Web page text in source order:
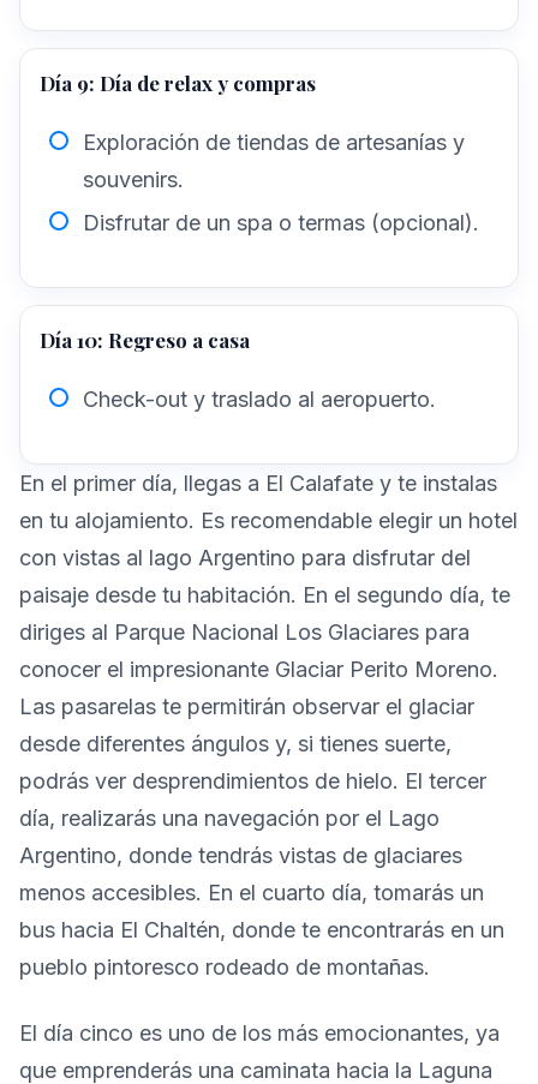
Día 9: Día de relax y compras
Exploración de tiendas de artesanías y
souvenirs.
Disfrutar de un spa o termas (opcional).
Día 10: Regreso a casa
Check-out y traslado al aeropuerto.
En el primer día, llegas a El Calafate y te instalas
en tu alojamiento. Es recomendable elegir un hotel
con vistas al lago Argentino para disfrutar del
paisaje desde tu habitación. En el segundo día, te
diriges al Parque Nacional Los Glaciares para
conocer el impresionante Glaciar Perito Moreno.
Las pasarelas te permitirán observar el glaciar
desde diferentes ángulos y, si tienes suerte,
podrás ver desprendimientos de hielo. El tercer
día, realizarás una navegación por el Lago
Argentino, donde tendrás vistas de glaciares
menos accesibles. En el cuarto día, tomarás un
bus hacia El Chaltén, donde te encontrarás en un
pueblo pintoresco rodeado de montañas.
El día cinco es uno de los más emocionantes, ya
que emprenderás una caminata hacia la Laguna